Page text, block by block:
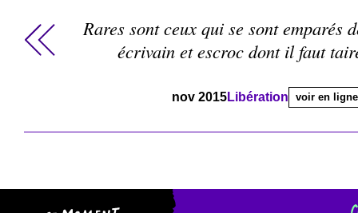
Rares sont ceux qui se sont emparés
écrivain et escroc dont il faut
nov 2015Libération voir en ligne